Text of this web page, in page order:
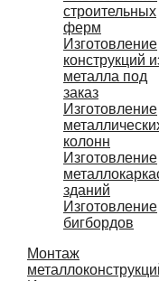
строительных
ферм
Изготовление
конструкций
металла под
заказ
Изготовление
колонн
Изготовление
зданий
Изготовление
бигбордов
Монтаж